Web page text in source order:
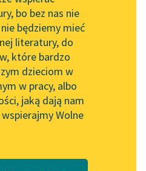
API
OAI-PMH
Widget Wolnych Lektur
Przypisy
Katalog w formacie PDF
bo bez nas nie
będziemy mieć
literatury, do
które bardzo
dzieciom w
w pracy, albo
jaką dają nam
Wolne